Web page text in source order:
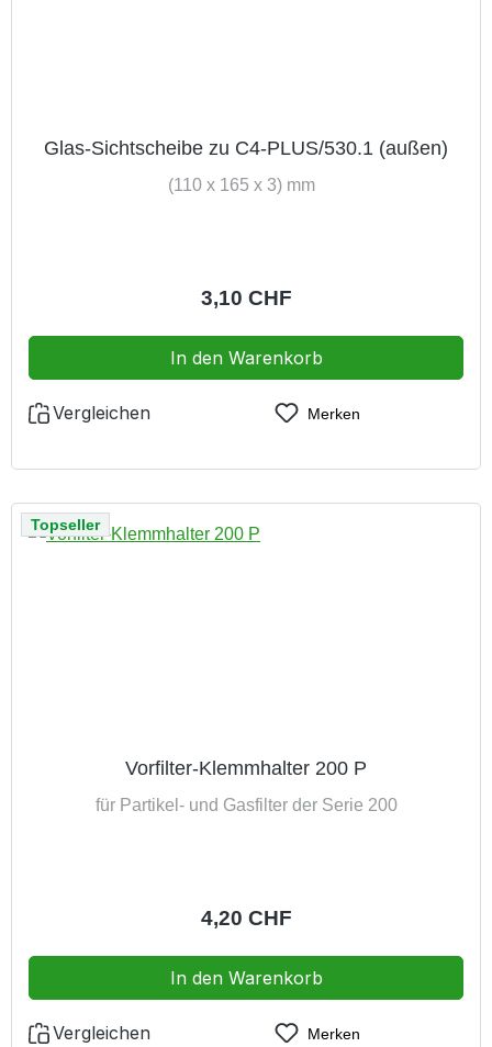
Glas-Sichtscheibe zu C4-PLUS/530.1 (außen)
(110 x 165 x 3) mm
Regulärer Preis:
3,10 CHF
In den Warenkorb
Vergleichen Merken
Topseller
Vorfilter-Klemmhalter 200 P
für Partikel- und Gasfilter der Serie 200
Regulärer Preis:
4,20 CHF
In den Warenkorb
Vergleichen Merken